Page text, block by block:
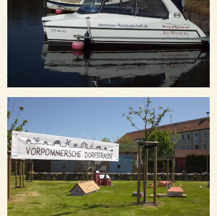
vergrößern
vergrößern